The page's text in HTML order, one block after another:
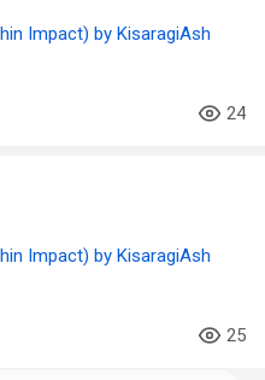
Impact) by KisaragiAsh
24
Impact) by KisaragiAsh
25